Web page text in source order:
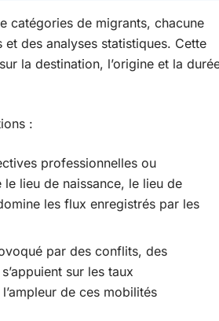
catégories de migrants, chacune
des analyses statistiques. Cette
la destination, l’origine et la
:
professionnelles ou
le lieu de naissance, le lieu de
les flux enregistrés par les
par des conflits, des
sur les taux
de ces mobilités